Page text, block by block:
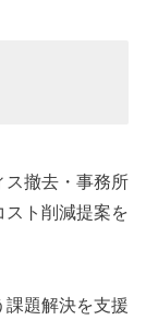
ス撤去・事務所
スト削減提案を
課題解決を支援